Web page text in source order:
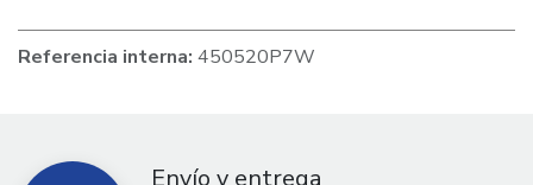
Referencia interna: 450520P7W
Envío y entrega